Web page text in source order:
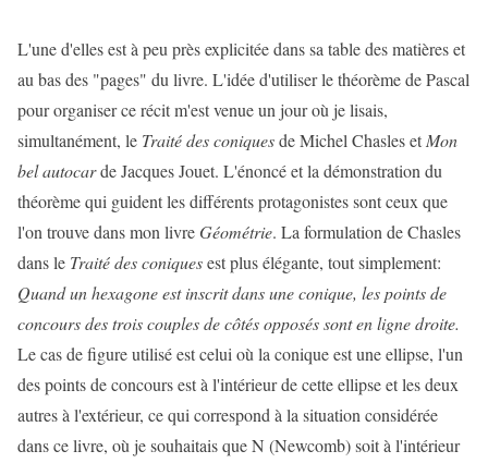
L'une d'elles est à peu près explicitée dans sa table des matières et
au bas des "pages" du livre. L'idée d'utiliser le théorème de Pascal
pour organiser ce récit m'est venue un jour où je lisais,
simultanément, le Traité des coniquesde Michel Chasles et Mon
bel autocarde Jacques Jouet. L'énoncé et la démonstration du
théorème qui guident les différents protagonistes sont ceux que
l'on trouve dans mon livreGéométrie. La formulation de Chasles
dans le Traité des coniquesest plus élégante, tout simplement:
Quand un hexagone est inscrit dans une conique, les points de
concours des trois couples de côtés opposés sont en ligne droite.
Le cas de figure utilisé est celui où la conique est une ellipse, l'un
des points de concours est à l'intérieur de cette ellipse et les deux
autres à l'extérieur, ce qui correspond à la situation considérée
dans ce livre, où je souhaitais que N (Newcomb) soit à l'intérieur